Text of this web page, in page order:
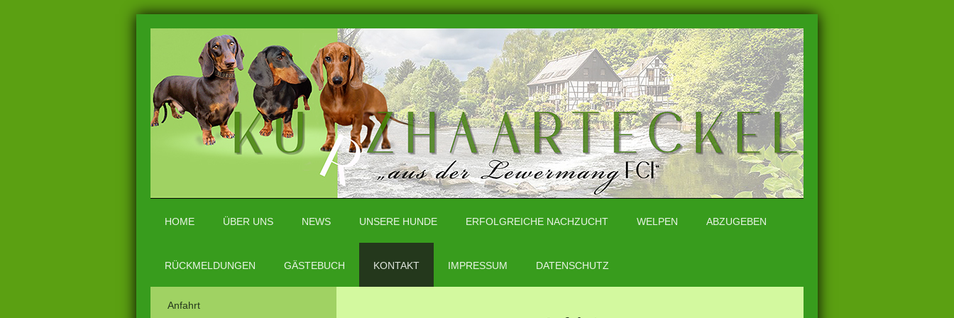
HOME ÜBER UNS NEWS UNSERE HUNDE ERFOLGREICHE NACHZUCHT WELPEN ABZUGEBEN
RÜCKMELDUNGEN GÄSTEBUCH KONTAKT IMPRESSUM DATENSCHUTZ
Anfahrt